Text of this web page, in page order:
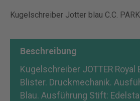
Kugelschreiber Jotter blau C.C.
Beschreibung
Kugelschreiber JOTTER Royal
Blister. Druckmechanik.
Blau. Ausführung Stift: